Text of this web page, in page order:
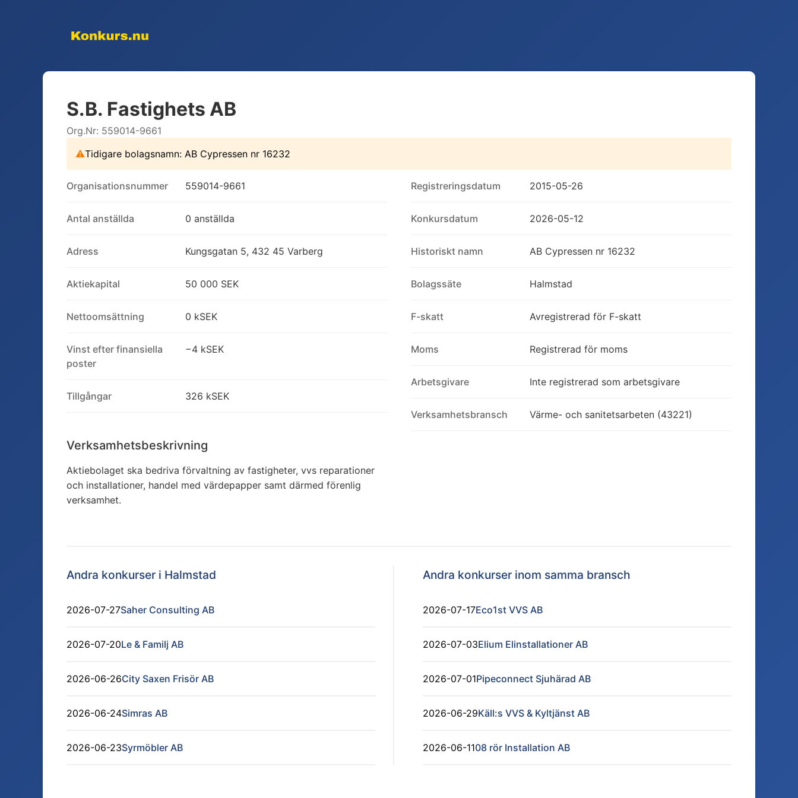
S.B. Fastighets AB
Org.Nr: 559014-9661
⚠Tidigare bolagsnamn: AB Cypressen nr 16232
Organisationsnummer 559014-9661
Antal anställda 0 anställda
Adress Kungsgatan 5, 432 45 Varberg
Aktiekapital 50 000 SEK
Nettoomsättning 0 kSEK
Vinst efter finansiella
poster
−4 kSEK
Tillgångar 326 kSEK
Verksamhetsbeskrivning
Aktiebolaget ska bedriva förvaltning av fastigheter, vvs reparationer
och installationer, handel med värdepapper samt därmed förenlig
verksamhet.
Registreringsdatum 2015-05-26
Konkursdatum 2026-05-12
Historiskt namn AB Cypressen nr 16232
Bolagssäte Halmstad
F-skatt Avregistrerad för F-skatt
Moms Registrerad för moms
Arbetsgivare Inte registrerad som arbetsgivare
Verksamhetsbransch Värme- och sanitetsarbeten (43221)
Andra konkurser i Halmstad
2026-07-27Saher Consulting AB
2026-07-20Le & Familj AB
2026-06-26City Saxen Frisör AB
2026-06-24Simras AB
2026-06-23Syrmöbler AB
Andra konkurser inom samma bransch
2026-07-17Eco1st VVS AB
2026-07-03Elium Elinstallationer AB
2026-07-01Pipeconnect Sjuhärad AB
2026-06-29Käll:s VVS & Kyltjänst AB
2026-06-1108 rör Installation AB